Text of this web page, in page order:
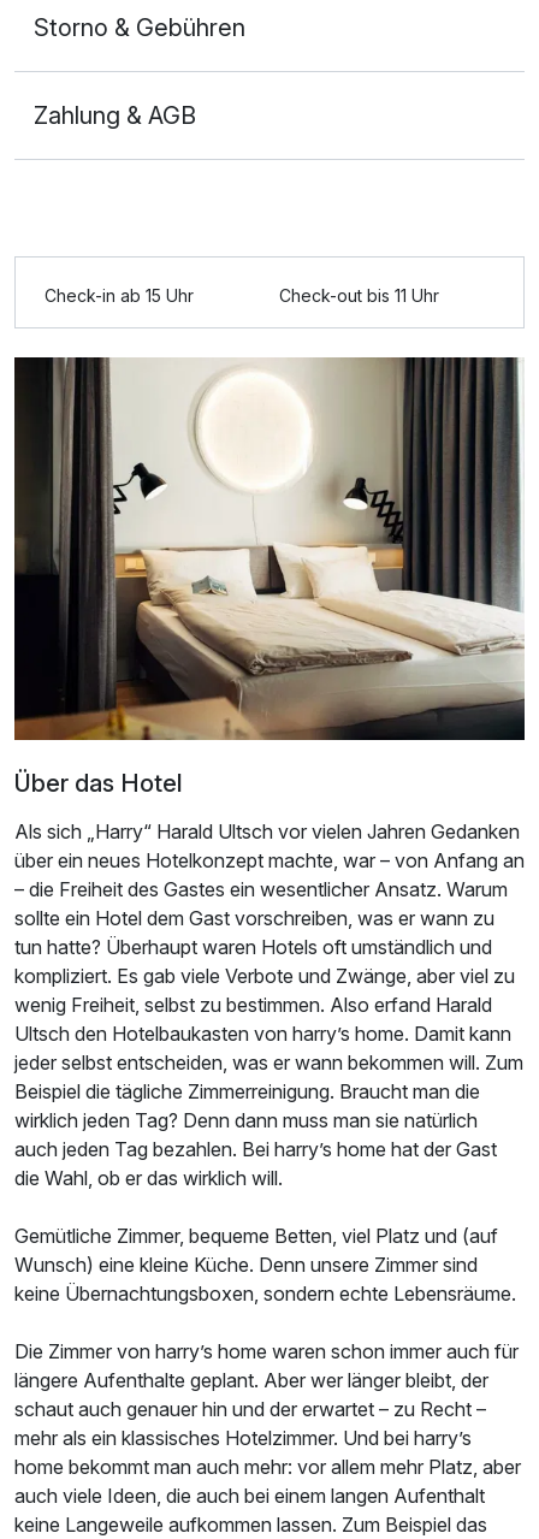
Storno & Gebühren
Zahlung & AGB
Check-in ab 15 Uhr Check-out bis 11 Uhr
Über das Hotel
Als sich „Harry“ Harald Ultsch vor vielen Jahren Gedanken
über ein neues Hotelkonzept machte, war – von Anfang an
– die Freiheit des Gastes ein wesentlicher Ansatz. Warum
sollte ein Hotel dem Gast vorschreiben, was er wann zu
tun hatte? Überhaupt waren Hotels oft umständlich und
kompliziert. Es gab viele Verbote und Zwänge, aber viel zu
wenig Freiheit, selbst zu bestimmen. Also erfand Harald
Ultsch den Hotelbaukasten von harry’s home. Damit kann
jeder selbst entscheiden, was er wann bekommen will. Zum
Beispiel die tägliche Zimmerreinigung. Braucht man die
wirklich jeden Tag? Denn dann muss man sie natürlich
auch jeden Tag bezahlen. Bei harry’s home hat der Gast
die Wahl, ob er das wirklich will.
Gemütliche Zimmer, bequeme Betten, viel Platz und (auf
Wunsch) eine kleine Küche. Denn unsere Zimmer sind
keine Übernachtungsboxen, sondern echte Lebensräume.
Die Zimmer von harry’s home waren schon immer auch für
längere Aufenthalte geplant. Aber wer länger bleibt, der
schaut auch genauer hin und der erwartet – zu Recht –
mehr als ein klassisches Hotelzimmer. Und bei harry’s
home bekommt man auch mehr: vor allem mehr Platz, aber
auch viele Ideen, die auch bei einem langen Aufenthalt
keine Langeweile aufkommen lassen. Zum Beispiel das